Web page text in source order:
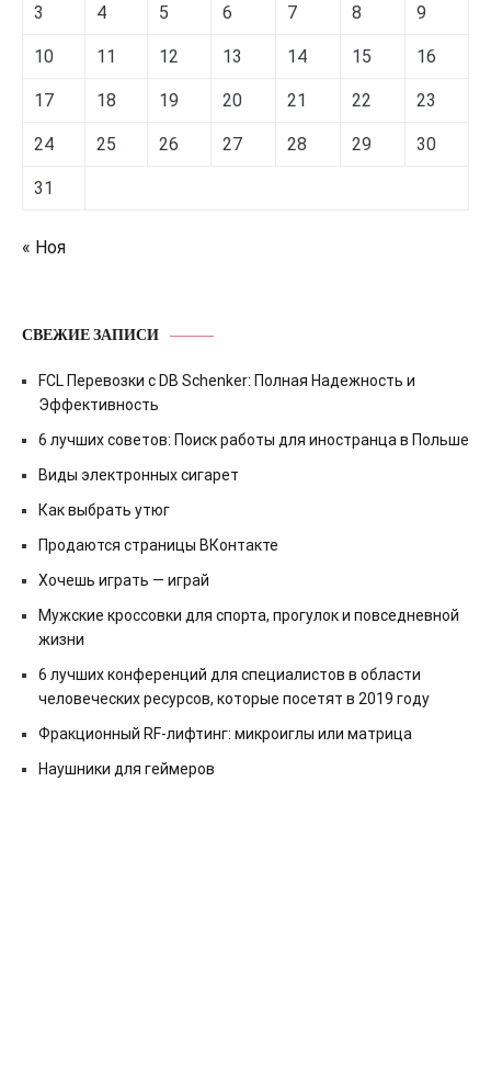
3 4 5 6 7 8 9
10 11 12 13 14 15 16
17 18 19 20 21 22 23
24 25 26 27 28 29 30
31
« Ноя
СВЕЖИЕ ЗАПИСИ
FCL Перевозки с DB Schenker: Полная Надежность и
Эффективность
6 лучших советов: Поиск работы для иностранца в Польше
Виды электронных сигарет
Как выбрать утюг
Продаются страницы ВКонтакте
Хочешь играть — играй
Мужские кроссовки для спорта, прогулок и повседневной
жизни
6 лучших конференций для специалистов в области
человеческих ресурсов, которые посетят в 2019 году
Фракционный RF-лифтинг: микроиглы или матрица
Наушники для геймеров